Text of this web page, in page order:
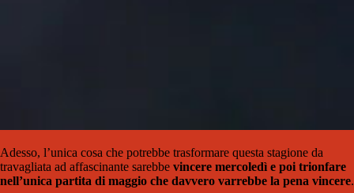
Adesso, l’unica cosa che potrebbe trasformare questa stagione da
travagliata ad affascinante sarebbe vincere mercoledì e poi trionfare
nell’unica partita di maggio che davvero varrebbe la pena vincere.